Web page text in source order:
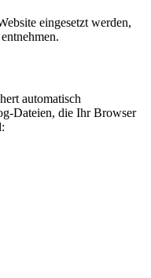
eingesetzt werden,
automatisch
Dateien, die Ihr Browser